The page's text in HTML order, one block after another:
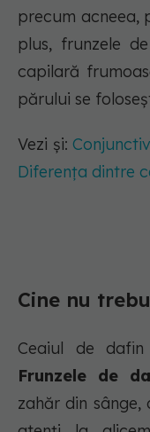
precum acneea,
plus, frunzele
capilară
părului se
Vezi și:
Diferența dintre
Cine nu
Ceaiul de
Frunzele de
zahăr din